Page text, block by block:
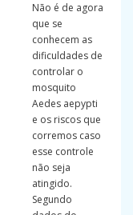
Não é de agora
que se
conhecem as
dificuldades de
controlar o
mosquito
Aedes aepypti
e os riscos que
corremos caso
esse controle
não seja
atingido.
Segundo